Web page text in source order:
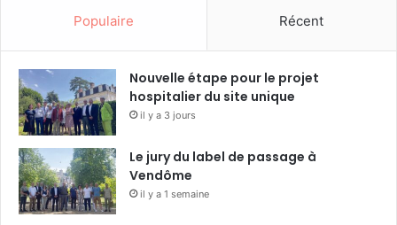
Populaire Récent
Nouvelle étape pour le projet
hospitalier du site unique
il y a 3 jours
Le jury du label de passage à
Vendôme
il y a 1 semaine